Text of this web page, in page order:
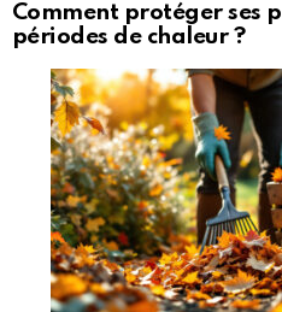
Comment protéger ses
périodes de chaleur ?